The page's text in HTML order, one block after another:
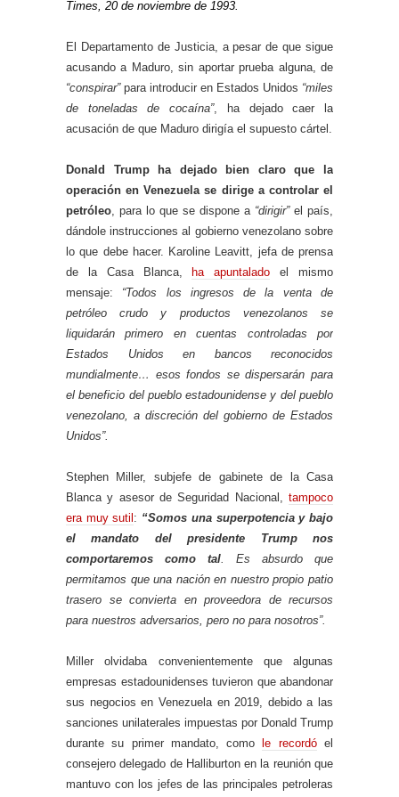
Times, 20 de noviembre de 1993.
El Departamento de Justicia, a pesar de que sigue
acusando a Maduro, sin aportar prueba alguna, de
“conspirar”para introducir en Estados Unidos “miles
de toneladas de cocaína”, ha dejado caer la
acusación de que Maduro dirigía el supuesto cártel.
Donald Trump ha dejado bien claro que la
operación en Venezuela se dirige a controlar el
petróleo, para lo que se dispone a “dirigir”el país,
dándole instrucciones al gobierno venezolano sobre
lo que debe hacer. Karoline Leavitt, jefa de prensa
de la Casa Blanca,
ha apuntalado el mismo
mensaje: “Todos los ingresos de la venta de
petróleo crudo y productos venezolanos se
liquidarán primero en cuentas controladas por
Estados Unidos en bancos reconocidos
mundialmente… esos fondos se dispersarán para
el beneficio del pueblo estadounidense y del pueblo
venezolano, a discreción del gobierno de Estados
Unidos”.
Stephen Miller, subjefe de gabinete de la Casa
Blanca y asesor de Seguridad Nacional, tampoco
era muy sutil : “Somos una superpotencia y bajo
el mandato del presidente Trump nos
comportaremos como tal. Es absurdo que
permitamos que una nación en nuestro propio patio
trasero se convierta en proveedora de recursos
para nuestros adversarios, pero no para nosotros”.
Miller olvidaba convenientemente que algunas
empresas estadounidenses tuvieron que abandonar
sus negocios en Venezuela en 2019, debido a las
sanciones unilaterales impuestas por Donald Trump
durante su primer mandato, como
le recordóel
consejero delegado de Halliburton en la reunión que
mantuvo con los jefes de las principales petroleras